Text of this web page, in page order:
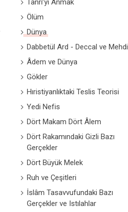
Tanrı’yı Anmak
Ölüm
Dünya
Dabbetül Ard - Deccal ve Mehdi
Âdem ve Dünya
Gökler
Hıristiyanlıktaki Teslis Teorisi
Yedi Nefis
Dört Makam Dört Âlem
Dört Rakamındaki Gizli Bazı
Gerçekler
Dört Büyük Melek
Ruh ve Çeşitleri
İslâm Tasavvufundaki Bazı
Gerçekler ve Istılahlar